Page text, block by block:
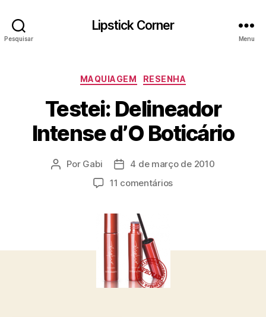
Pesquisar
Lipstick Corner
Menu
Categorias
MAQUIAGEM RESENHA
Testei: Delineador
Intense d’O Boticário
Autor
Por Gabi
Data4 de março de 2010
11 comentáriosem